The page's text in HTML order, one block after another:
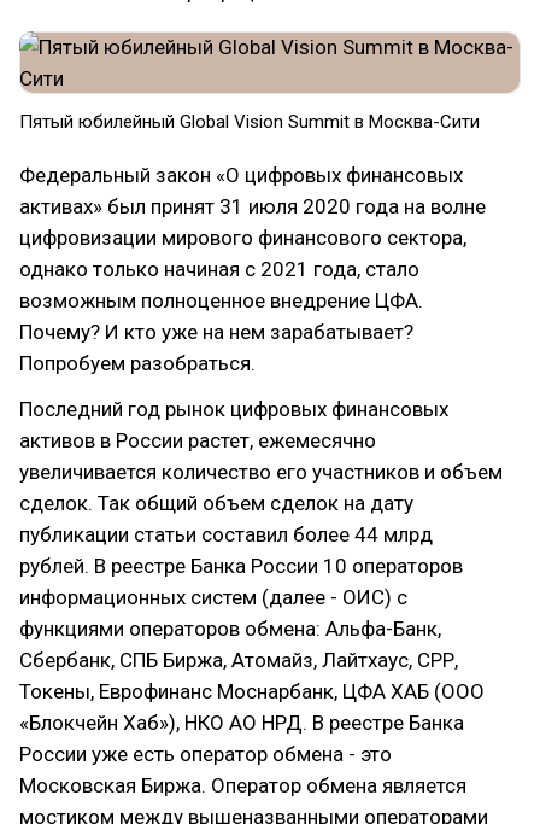
Пятый юбилейный Global Vision Summit в Москва-Сити
Федеральный закон «О цифровых финансовых
активах» был принят 31 июля 2020 года на волне
цифровизации мирового финансового сектора,
однако только начиная с 2021 года, стало
возможным полноценное внедрение ЦФА.
Почему? И кто уже на нем зарабатывает?
Попробуем разобраться.
Последний год рынок цифровых финансовых
активов в России растет, ежемесячно
увеличивается количество его участников и объем
сделок. Так общий объем сделок на дату
публикации статьи составил более 44 млрд
рублей. В реестре Банка России 10 операторов
информационных систем (далее - ОИС) с
функциями операторов обмена: Альфа-Банк,
Сбербанк, СПБ Биржа, Атомайз, Лайтхаус, СРР,
Токены, Еврофинанс Моснарбанк, ЦФА ХАБ (ООО
«Блокчейн Хаб»), НКО АО НРД. В реестре Банка
России уже есть оператор обмена - это
Московская Биржа. Оператор обмена является
мостиком между вышеназванными операторами